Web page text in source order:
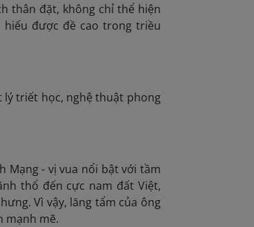
thân đặt, không chỉ thể hiện
được đề cao trong triều
lý triết học, nghệ thuật phong
Mạng - vị vua nổi bật với tầm
thổ đến cực nam đất Việt,
Vì vậy, lăng tẩm của ông
mạnh mẽ.